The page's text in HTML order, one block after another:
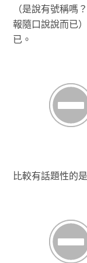
（是說有號稱嗎
報隨口說說而已
已。
比較有話題性的